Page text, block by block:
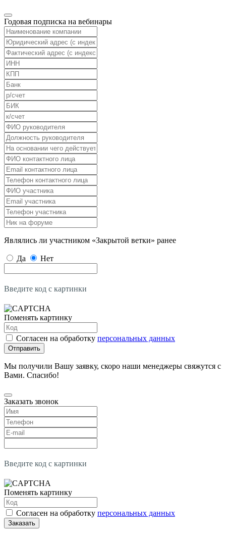
Годовая подписка на вебинары
Являлись ли участником «Закрытой ветки» ранее
Да Нет
Введите код с картинки
Поменять картинку
Согласен на обработку персональных данных
Отправить
Мы получили Вашу заявку, скоро наши менеджеры свяжутся с
Вами. Спасибо!
Заказать звонок
Введите код с картинки
Поменять картинку
Согласен на обработку персональных данных
Заказать